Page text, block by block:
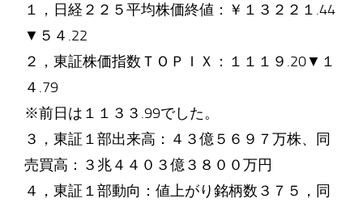
１，日経２２５平均株価終値：￥１３２２１.44
▼５４.22
２，東証株価指数ＴＯＰＩＸ：１１１９.20▼１
４.79
※前日は１１３３.99でした。
３，東証１部出来高：４３億５６９７万株、同
売買高：３兆４４０３億３８００万円
４，東証１部動向：値上がり銘柄数３７５，同